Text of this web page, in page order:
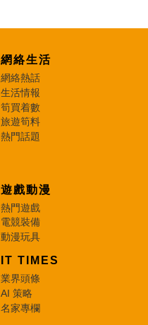
網絡生活
網絡熱話
生活情報
筍買着數
旅遊筍料
熱門話題
遊戲動漫
熱門遊戲
電競裝備
動漫玩具
IT TIMES
業界頭條
AI 策略
名家專欄